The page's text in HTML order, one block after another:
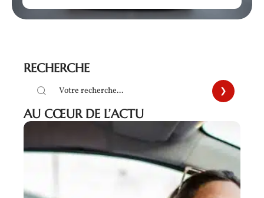
RECHERCHE
AU CŒUR DE L’ACTU